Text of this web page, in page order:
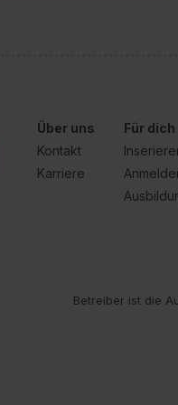
Über uns
Kontakt
Karriere
Für dich
Betreiber ist die